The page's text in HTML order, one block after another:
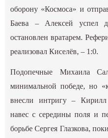
оборону «Космоса» и
Баева – Алексей успел
остановлен вратарем.
реализовал Киселёв, – 1:0.
Подопечные Михаила
минимальной победе, но
внесли интригу –
навес с середины поля и
борьбе Сергея Глазкова,